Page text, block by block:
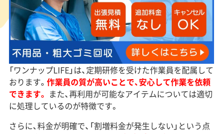
「ワンナップLIFE」は、定期研修を受けた作業員を配属して
おります。 作業員の質が高いことで、安心して作業を依頼
できます。 また、再利用が可能なアイテムについては適切
に処理しているのが特徴です。
さらに、料金が明確で、「割増料金が発生しない」という点